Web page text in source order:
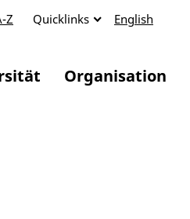
Z Quicklinks English
Organisation